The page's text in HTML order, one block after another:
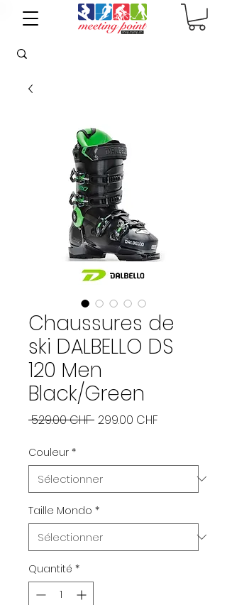
Chaussures de
ski DALBELLO DS
120 Men
Black/Green
529.00 CHF Prix
299.00 CHF
Couleur *
Taille Mondo *
Quantité *